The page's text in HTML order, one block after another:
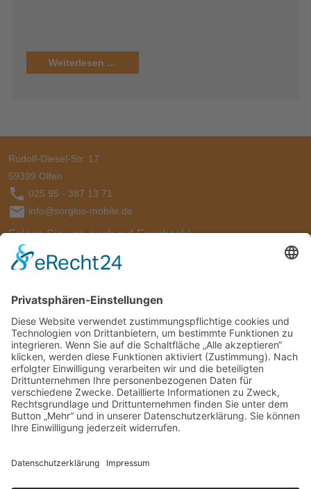
Weiterlesen …
Rudolf-Diesel-Str. 17
59399 Olfen
025 95 - 387 13 71
info@sorglos-mobile.de
Folgen Sie uns auch auf Facebook!
Öffnungszeiten:
Mo - Mi: 09:00 - 17:00 Uhr
Do:09:00 - 18.00 Uhr
Fr:09:00 - 16:00 Uhr
und nach Terminabsprache